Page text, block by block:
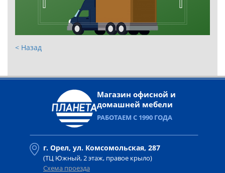
< Назад
Магазин офисной и
домашней мебели
РАБОТАЕМ С 1990 ГОДА
г. Орел, ул. Комсомольская, 287
(ТЦ Южный, 2 этаж, правое крыло)
Схема проезда